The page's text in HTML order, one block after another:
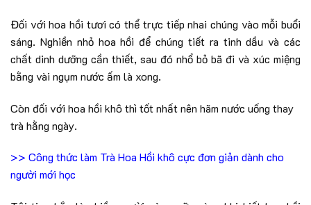
Đối với hoa hồi tươi có thể trực tiếp nhai chúng vào mỗi buổi
sáng. Nghiền nhỏ hoa hồi để chúng tiết ra tinh dầu và các
chất dinh dưỡng cần thiết, sau đó nhổ bỏ bã đi và xúc miệng
bằng vài ngụm nước ấm là xong.
Còn đối với hoa hồi khô thì tốt nhất nên hãm nước uống thay
trà hằng ngày.
>> Công thức làm Trà Hoa Hồi khô cực đơn giản dành cho
người mới học